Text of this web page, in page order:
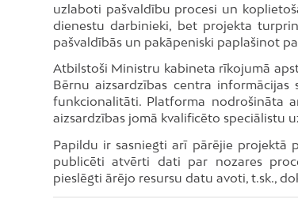
uzlaboti pašvaldību procesi un
dienestu darbinieki, bet projekta
pašvaldībās un pakāpeniski paplašinot
Atbilstoši Ministru kabineta rīkojumā
Bērnu aizsardzības centra
funkcionalitāti. Platforma nodrošināta
aizsardzības jomā kvalificēto speciālistu
Papildu ir sasniegti arī pārējie projektā
publicēti atvērti dati par nozares
pieslēgti ārējo resursu datu avoti, t.sk.,